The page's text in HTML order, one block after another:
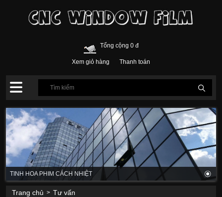
Tổng cộng 0 đ
Xem giỏ hàng Thanh toán
TINH HOA PHIM CÁCH NHIỆT
Trang chủ > Tư vấn